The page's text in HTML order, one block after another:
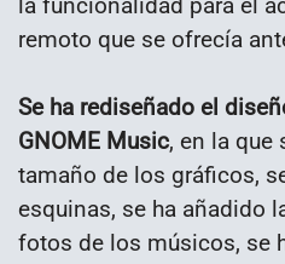
remoto que se ofrecía
Se ha rediseñado el
GNOME Music, en la que
tamaño de los gráficos,
esquinas, se ha añadido
fotos de los músicos, se